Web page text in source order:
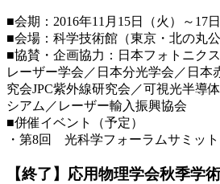
■会期：2016年11月15日（火）～17
■会場：科学技術館（東京・北の丸公
■協賛・企画協力：日本フォトニク
レーザー学会／日本分光学会／日本
究会JPC紫外線研究会／可視光半導
シアム／レーザー輸入振興協会
■併催イベント（予定）
・第8回 光科学フォーラムサミット
【終了】応用物理学会秋季学